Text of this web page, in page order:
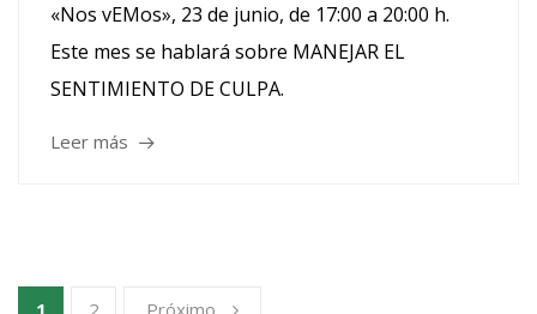
«Nos vEMos», 23 de junio, de 17:00 a 20:00 h.
Este mes se hablará sobre MANEJAR EL
SENTIMIENTO DE CULPA.
Leer más
1 2 Próximo